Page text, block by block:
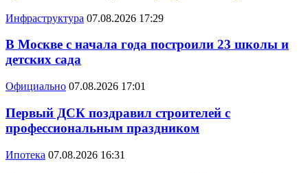
Инфраструктура 07.08.2026 17:29
В Москве с начала года построили 23 школы и
детских сада
Официально 07.08.2026 17:01
Первый ДСК поздравил строителей с
профессиональным праздником
Ипотека 07.08.2026 16:31